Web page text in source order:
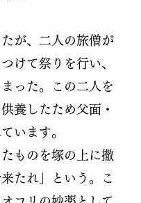
が、二人の旅僧が
けて祭りを行い、
った。この二人を
養したため父面・
います。
ものを塚の上に撒
たれ」という。こ